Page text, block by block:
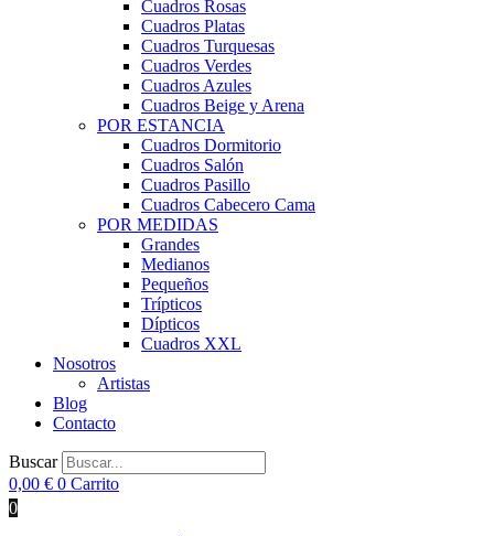
Cuadros Rosas
Cuadros Platas
Cuadros Turquesas
Cuadros Verdes
Cuadros Azules
Cuadros Beige y Arena
POR ESTANCIA
Cuadros Dormitorio
Cuadros Salón
Cuadros Pasillo
Cuadros Cabecero Cama
POR MEDIDAS
Grandes
Medianos
Pequeños
Trípticos
Dípticos
Cuadros XXL
Nosotros
Artistas
Blog
Contacto
Buscar
0,00 € 0 Carrito
0